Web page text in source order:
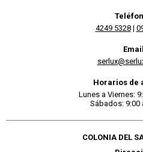
4249 5328|
Horarios de
Lunes a Viernes:
Sábados: 9:00
COLONIA DEL